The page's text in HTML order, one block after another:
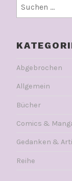
nach:
Abgebrochen
Allgemein
Bücher
Comics &
Gedanken &
Reihe